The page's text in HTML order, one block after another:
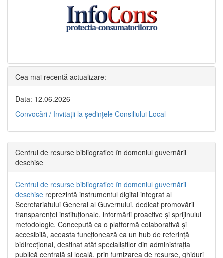
Cea mai recentă actualizare:
Data: 12.06.2026
Convocări / Invitaţii la şedinţele Consiliului Local
Centrul de resurse bibliografice în domeniul guvernării
deschise
Centrul de resurse bibliografice în domeniul guvernării
deschise reprezintă instrumentul digital integrat al
Secretariatului General al Guvernului, dedicat promovării
transparenței instituționale, informării proactive și sprijinului
metodologic. Concepută ca o platformă colaborativă și
accesibilă, aceasta funcționează ca un hub de referință
bidirecțional, destinat atât specialiștilor din administrația
publică centrală și locală, prin furnizarea de resurse, ghiduri